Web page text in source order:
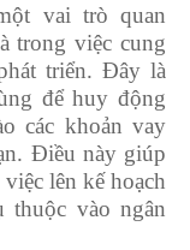
vai trò quan
trong việc cung
triển. Đây là
để huy động
các khoản vay
Điều này giúp
lên kế hoạch
thuộc vào ngân